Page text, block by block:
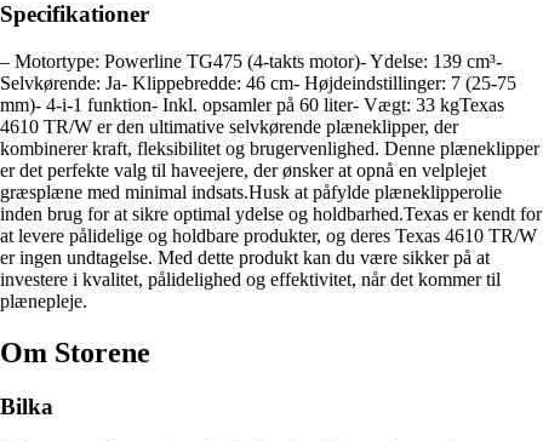
Specifikationer
– Motortype: Powerline TG475 (4-takts motor)- Ydelse: 139 cm³-
Selvkørende: Ja- Klippebredde: 46 cm- Højdeindstillinger: 7 (25-75
mm)- 4-i-1 funktion- Inkl. opsamler på 60 liter- Vægt: 33 kgTexas
4610 TR/W er den ultimative selvkørende plæneklipper, der
kombinerer kraft, fleksibilitet og brugervenlighed. Denne plæneklipper
er det perfekte valg til haveejere, der ønsker at opnå en velplejet
græsplæne med minimal indsats.Husk at påfylde plæneklipperolie
inden brug for at sikre optimal ydelse og holdbarhed.Texas er kendt for
at levere pålidelige og holdbare produkter, og deres Texas 4610 TR/W
er ingen undtagelse. Med dette produkt kan du være sikker på at
investere i kvalitet, pålidelighed og effektivitet, når det kommer til
plænepleje.
Om Storene
Bilka